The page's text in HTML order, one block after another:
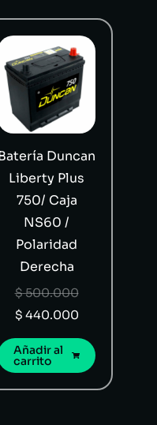
Duncan
Liberty Plus
750/ Caja
NS60 /
Polaridad
Derecha
$500.000
$ 440.000
Añadir al
carrito